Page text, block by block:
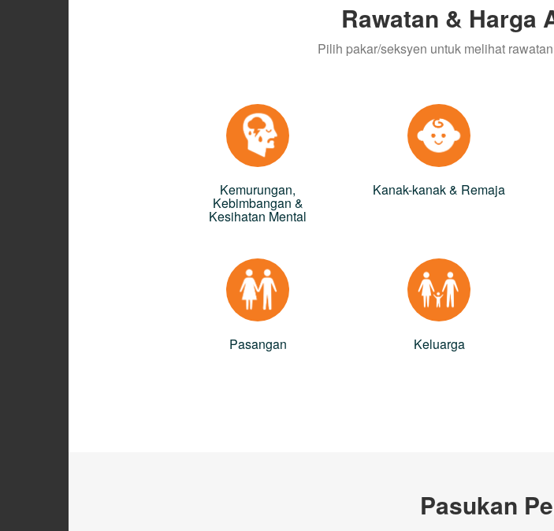
Rawatan & Harga
Pilih pakar/seksyen untuk melihat
Kemurungan,
Kebimbangan &
Kesihatan Mental
Kanak-kanak & Remaja
Pasangan Keluarga
Pasukan